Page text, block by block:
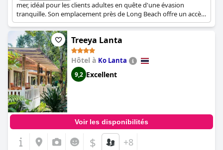
mer, idéal pour les clients adultes en quête d'une évasion
tranquille. Son emplacement près de Long Beach offre un accès
facile à un environnement serein et à des opportunités de
détente.
Treeya Lanta
Hôtel à Ko Lanta
9,2 Excellent
Voir les disponibilités
$ +8